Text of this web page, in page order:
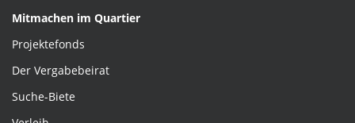
Mitmachen im Quartier
Projektefonds
Der Vergabebeirat
Suche-Biete